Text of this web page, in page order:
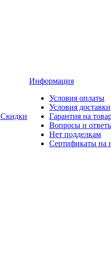
Скидки
Информация
Условия оплаты
Условия доставки
Гарантия на
Вопросы и
Нет подделкам
Сертификаты на